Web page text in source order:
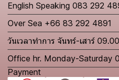
English Speaking 083 292
Over Sea +66 83 292 4891
วันเวลาทำการ จันทร์-เสาร์
Office hr. Monday-Saturday
Payment